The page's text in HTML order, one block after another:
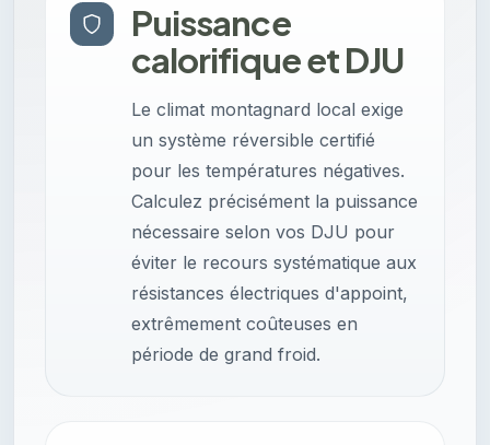
Puissance
calorifique et DJU
Le climat montagnard local exige
un système réversible certifié
pour les températures négatives.
Calculez précisément la puissance
nécessaire selon vos DJU pour
éviter le recours systématique aux
résistances électriques d'appoint,
extrêmement coûteuses en
période de grand froid.